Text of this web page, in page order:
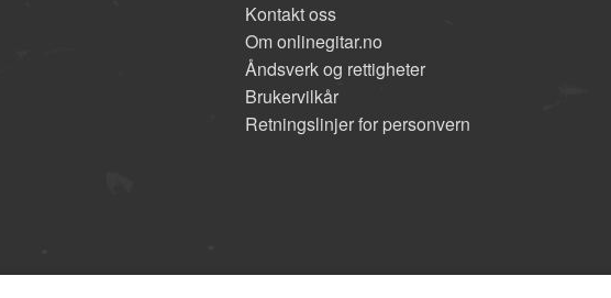
Kontakt oss
Om onlinegitar.no
Åndsverk og rettigheter
Brukervilkår
Retningslinjer for personvern